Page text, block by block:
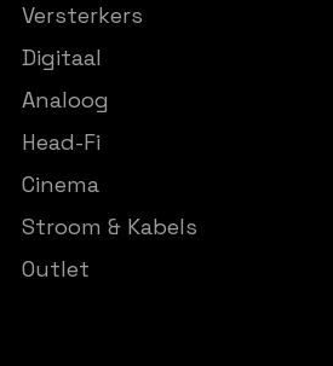
Versterkers
Digitaal
Analoog
Head-Fi
Cinema
Stroom & Kabels
Outlet